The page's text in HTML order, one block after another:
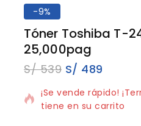
-9%
Tóner Toshiba T-
25,000pag
S/539 S/ 489
13 productos
¡Se vende rápido!
tiene en su carrito